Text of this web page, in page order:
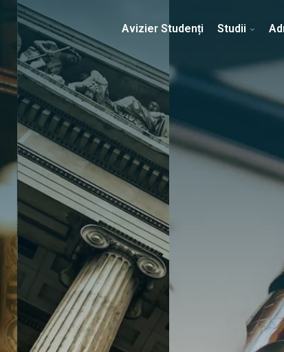
Erasmus & Internațional Despre Facultate
Avizier Studenți Studii